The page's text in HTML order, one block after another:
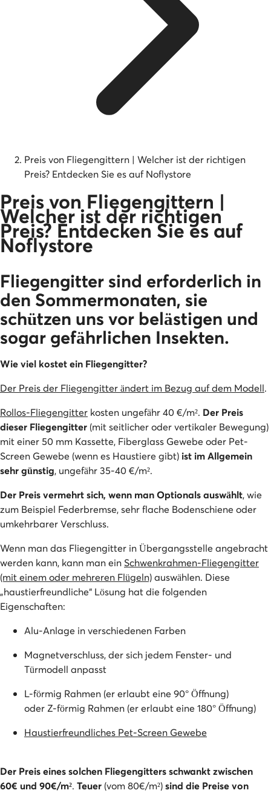
Preis von Fliegengittern | Welcher ist der richtigen
Preis? Entdecken Sie es auf Noflystore
Preis von Fliegengittern |
Welcher ist der richtigen
Preis? Entdecken Sie es auf
Noflystore
Fliegengitter sind erforderlich in
den Sommermonaten, sie
schützen uns vor belästigen und
sogar gefährlichen Insekten.
Wie viel kostet ein Fliegengitter?
Der Preis der Fliegengitter ändert im Bezug auf dem Modell.
Rollos-Fliegengitter kosten ungefähr 40 €/m². Der Preis
dieser Fliegengitter (mit seitlicher oder vertikaler Bewegung)
mit einer 50 mm Kassette, Fiberglass Gewebe oder Pet-
Screen Gewebe (wenn es Haustiere gibt) ist im Allgemein
sehr günstig, ungefähr 35-40 €/m².
Der Preis vermehrt sich, wenn man Optionals auswählt, wie
zum Beispiel Federbremse, sehr flache Bodenschiene oder
umkehrbarer Verschluss.
Wenn man das Fliegengitter in Übergangsstelle angebracht
werden kann, kann man einSchwenkrahmen-Fliegengitter
(mit einem oder mehreren Flügeln)auswählen. Diese
„haustierfreundliche“ Lösung hat die folgenden
Eigenschaften:
Alu-Anlage in verschiedenen Farben
Magnetverschluss, der sich jedem Fenster- und
Türmodell anpasst
L-förmig Rahmen (er erlaubt eine 90° Öffnung)
oder Z-förmig Rahmen (er erlaubt eine 180° Öffnung)
Haustierfreundliches Pet-Screen Gewebe
Der Preis eines solchen Fliegengitters schwankt zwischen
60€ und 90€/m². Teuer (vom 80€/m²)sind die Preise von